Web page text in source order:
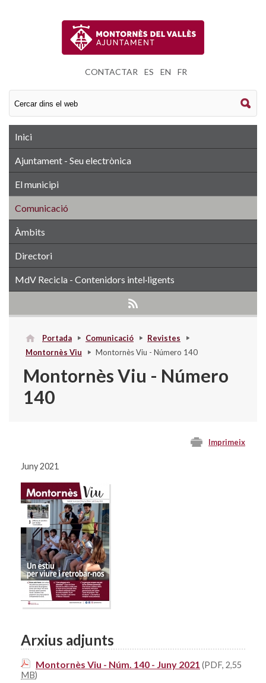
CONTACTAR ES EN FR
Inici
Ajuntament - Seu electrònica
El municipi
Comunicació
Àmbits
Directori
MdV Recicla - Contenidors intel·ligents
Portada Comunicació
Revistes
Montornès Viu
Montornès Viu - Número 140
Montornès Viu - Número
140
Imprimeix
Juny 2021
Arxius adjunts
Montornès Viu - Núm. 140 - Juny 2021 (PDF, 2,55
MB)